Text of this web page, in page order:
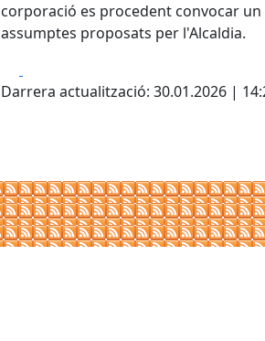
corporació es procedent convocar
assumptes proposats per l'Alcaldia.
Darrera actualització: 30.01.2026 |